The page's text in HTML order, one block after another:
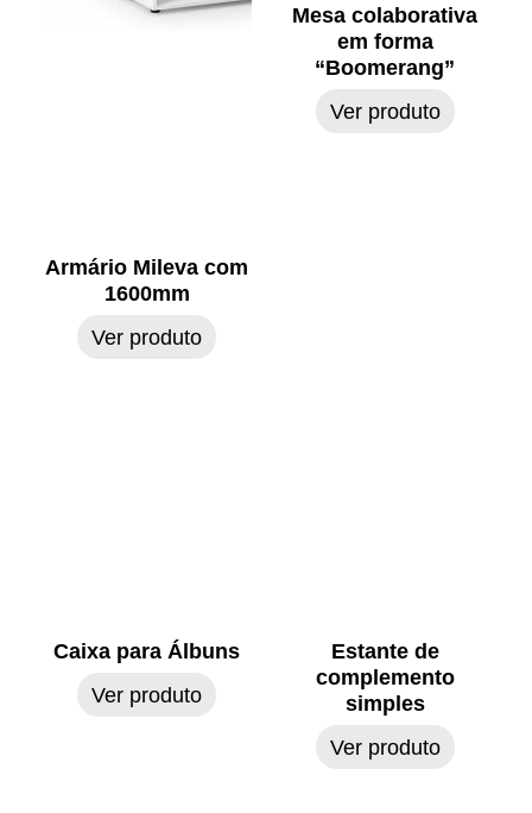
Armário Mileva com
1600mm
Ver produto
Mesa colaborativa
em forma
“Boomerang”
Ver produto
Caixa para Álbuns
Ver produto
Estante de
complemento
simples
Ver produto